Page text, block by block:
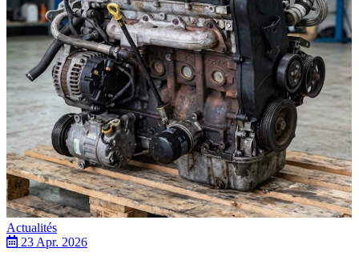
Actualités
23 Apr. 2026